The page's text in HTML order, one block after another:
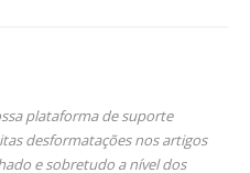
plataforma de suporte
desformatações nos artigos
e sobretudo a nível dos